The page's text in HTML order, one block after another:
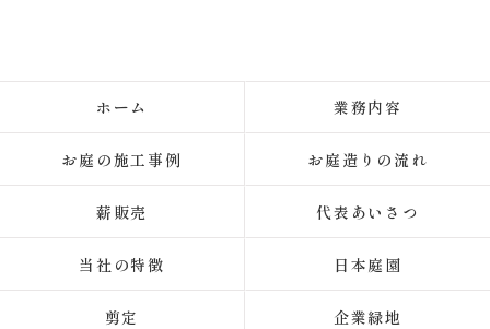
ホーム 業務内容
お庭の施工事例 お庭造りの流れ
薪販売 代表あいさつ
当社の特徴 日本庭園
剪定 企業緑地